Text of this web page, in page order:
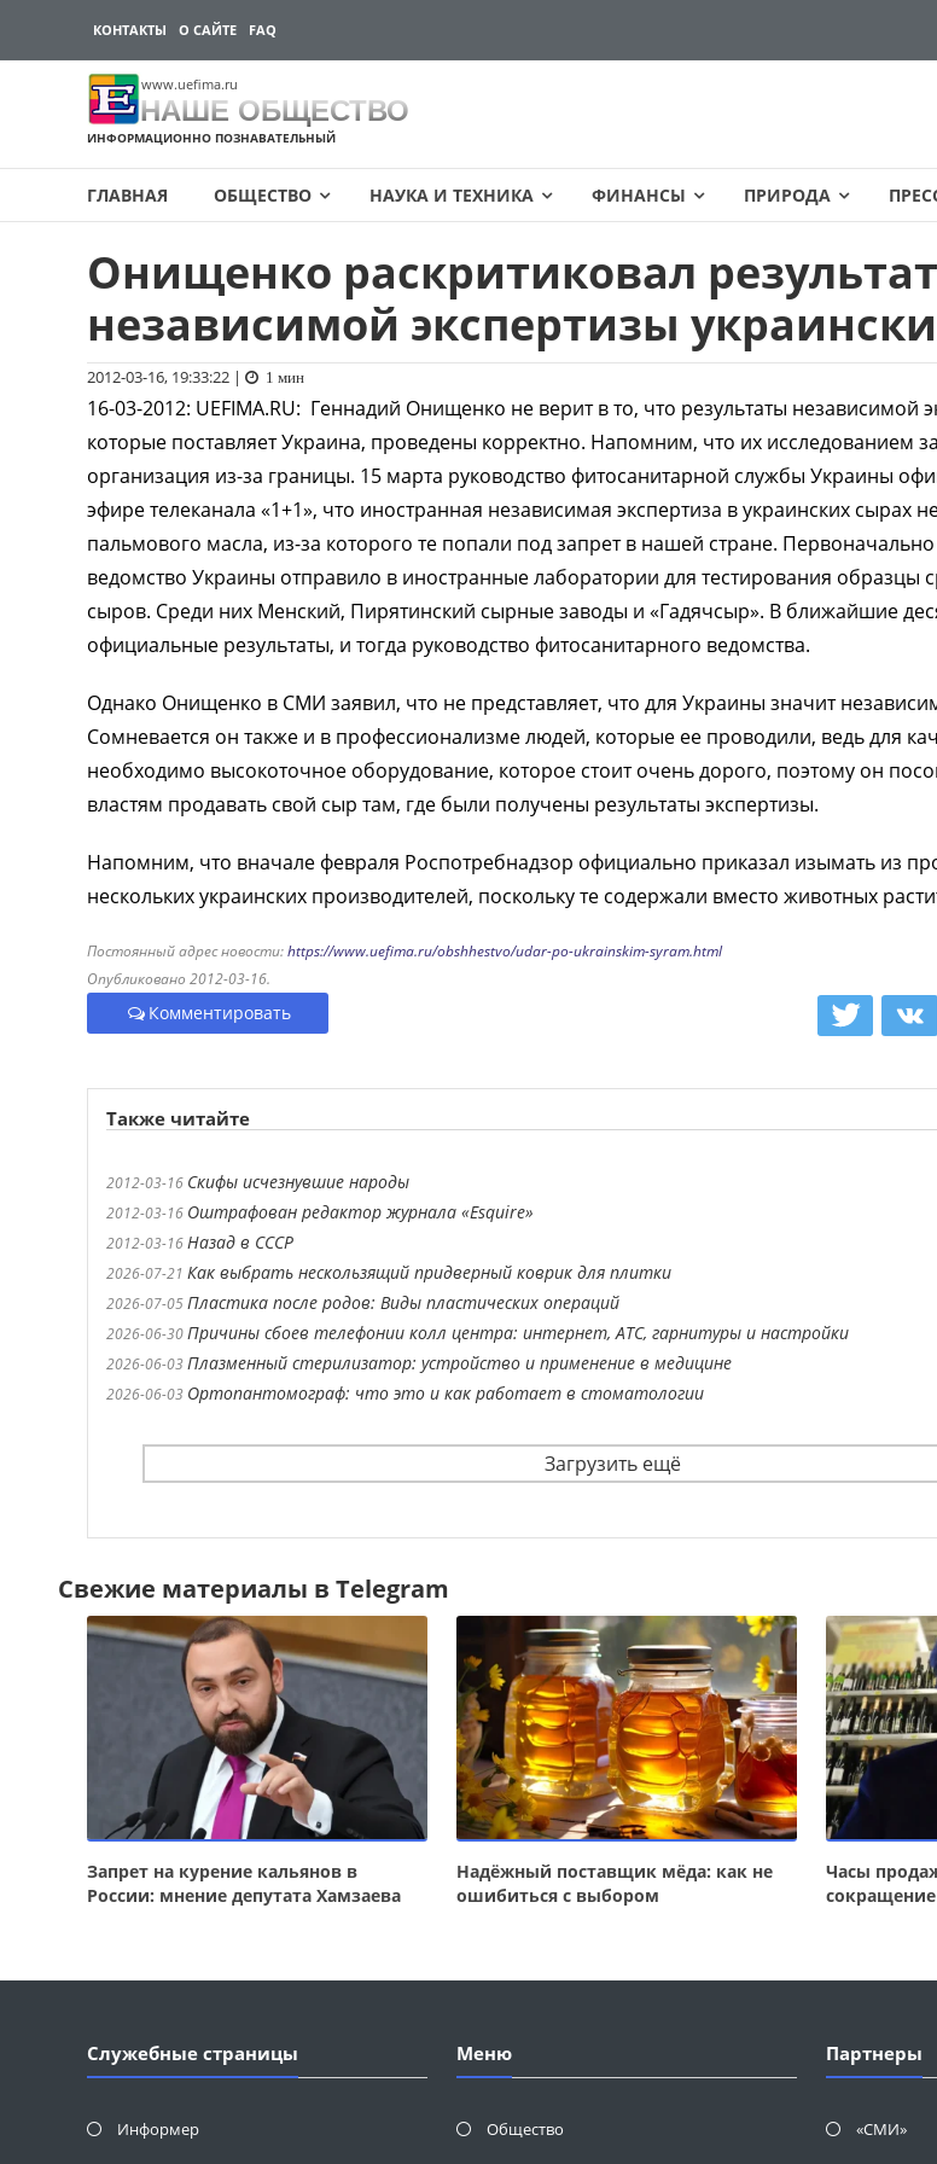
КОНТАКТЫ О САЙТЕ FAQ
www.uefima.ru
НАШЕ ОБЩЕСТВО
ИНФОРМАЦИОННО ПОЗНАВАТЕЛЬНЫЙ
ГЛАВНАЯ ОБЩЕСТВО НАУКА И ТЕХНИКА ФИНАНСЫ ПРИРОДА
содержимому
Онищенко раскритиковал
независимой экспертизы
2012-03-16, 19:33:22 | 1 мин
16-03-2012: UEFIMA.RU: Геннадий Онищенко не верит в то, что результаты независимой
которые поставляет Украина, проведены корректно. Напомним, что их исследованием
организация из-за границы. 15 марта руководство фитосанитарной службы Украины
эфире телеканала «1+1», что иностранная независимая экспертиза в украинских сырах
пальмового масла, из-за которого те попали под запрет в нашей стране.
ведомство Украины отправило в иностранные лаборатории для тестирования образцы
сыров. Среди них Менский, Пирятинский сырные заводы и «Гадячсыр». В ближайшие
официальные результаты, и тогда руководство фитосанитарного ведомства.
Однако Онищенко в СМИ заявил, что не представляет, что для Украины значит
Сомневается он также и в профессионализме людей, которые ее проводили, ведь для
необходимо высокоточное оборудование, которое стоит очень дорого, поэтому он
властям продавать свой сыр там, где были получены результаты экспертизы.
Напомним, что вначале февраля Роспотребнадзор официально приказал изымать из
нескольких украинских производителей, поскольку те содержали вместо животных
Постоянный адрес новости:https://www.uefima.ru/obshhestvo/udar-po-ukrainskim-syram.html
Опубликовано 2012-03-16.
Комментировать
Также читайте
2012-03-16 Скифы исчезнувшие народы
2012-03-16 Оштрафован редактор журнала «Esquire»
2012-03-16Назад в СССР
2026-07-21 Как выбрать нескользящий придверный коврик для плитки
2026-07-05Пластика после родов: Виды пластических операций
2026-06-30Причины сбоев телефонии колл центра: интернет, АТС, гарнитуры и настройки
2026-06-03Плазменный стерилизатор: устройство и применение в медицине
2026-06-03 Ортопантомограф: что это и как работает в стоматологии
Загрузить ещё
Свежие материалы в Telegram
Запрет на курение кальянов в
России: мнение депутата Хамзаева
Надёжный поставщик мёда: как не
ошибиться с выбором
Часы
сокращение
Служебные страницы
Информер
Меню
Общество
Партнеры
«СМИ»